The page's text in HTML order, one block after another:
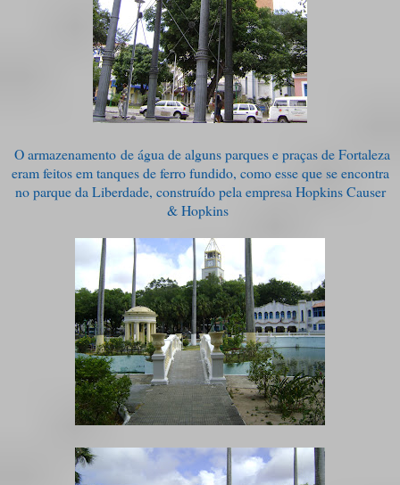
O armazenamento de água de alguns parques e praças de Fortaleza
eram feitos em tanques de ferro fundido, como esse que se encontra
no parque da Liberdade, construído pela empresa Hopkins Causer
& Hopkins